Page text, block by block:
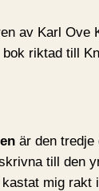
av Karl Ove
bok riktad till
är den tredje
till den
mig rakt